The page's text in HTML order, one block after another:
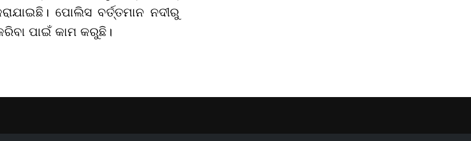
ପୋଲିସ ବର୍ତ୍ତମାନ ନଦୀରୁ
ପାଇଁ କାମ କରୁଛି।